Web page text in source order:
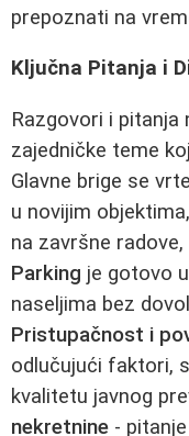
prepoznati na
Ključna Pitanja i
Razgovori i
zajedničke teme
Glavne brige se
u novijim
na završne
Parking je gotovo
naseljima bez
Pristupačnost i
odlučujući faktori,
kvalitetu javnog
nekretnine -